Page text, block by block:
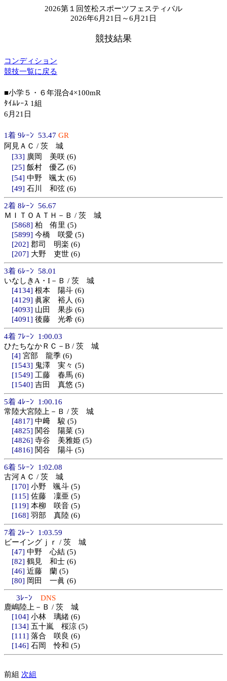
2026第１回笠松スポーツフェスティバル
2026年6月21日～6月21日
競技結果
コンディション
競技一覧に戻る
■小学５・６年混合4×100mR
ﾀｲﾑﾚｰｽ 1組
6月21日
1着 9ﾚｰﾝ 53.47 GR
阿見ＡＣ / 茨 城
[33] 廣岡 美咲 (6)
[25] 飯村 優乙 (6)
[54] 中野 颯太 (6)
[49] 石川 和弦 (6)
2着 8ﾚｰﾝ 56.67
ＭＩＴＯＡＴＨ－Ｂ / 茨 城
[5868] 柏 侑里 (5)
[5899] 今橋 咲愛 (5)
[202] 郡司 明楽 (6)
[207] 大野 吏世 (6)
3着 6ﾚｰﾝ 58.01
いなしきA・I－Ｂ / 茨 城
[4134] 根本 陽斗 (6)
[4129] 眞家 裕人 (6)
[4093] 山田 果歩 (6)
[4091] 後藤 光希 (6)
4着 7ﾚｰﾝ 1:00.03
ひたちなかＲＣ－B / 茨 城
[4] 宮部 龍季 (6)
[1543] 鬼澤 実々 (5)
[1549] 工藤 春馬 (6)
[1540] 吉田 真悠 (5)
5着 4ﾚｰﾝ 1:00.16
常陸大宮陸上－Ｂ / 茨 城
[4817] 中﨑 駿 (5)
[4825] 関谷 陽菜 (5)
[4826] 寺谷 美雅姫 (5)
[4816] 関谷 陽斗 (5)
6着 5ﾚｰﾝ 1:02.08
古河ＡＣ / 茨 城
[170] 小野 颯斗 (5)
[115] 佐藤 凜亜 (5)
[119] 本柳 咲音 (5)
[168] 羽部 真陸 (6)
7着 2ﾚｰﾝ 1:03.59
ビーイングｊｒ / 茨 城
[47] 中野 心結 (5)
[82] 鶴見 和士 (6)
[46] 近藤 蘭 (5)
[80] 岡田 一眞 (6)
3ﾚｰﾝ
DNS
鹿嶋陸上－Ｂ / 茨 城
[104] 小林 璃緒 (6)
[134] 五十嵐 桜涼 (5)
[111] 落合 咲良 (6)
[146] 石岡 怜和 (5)
前組 次組